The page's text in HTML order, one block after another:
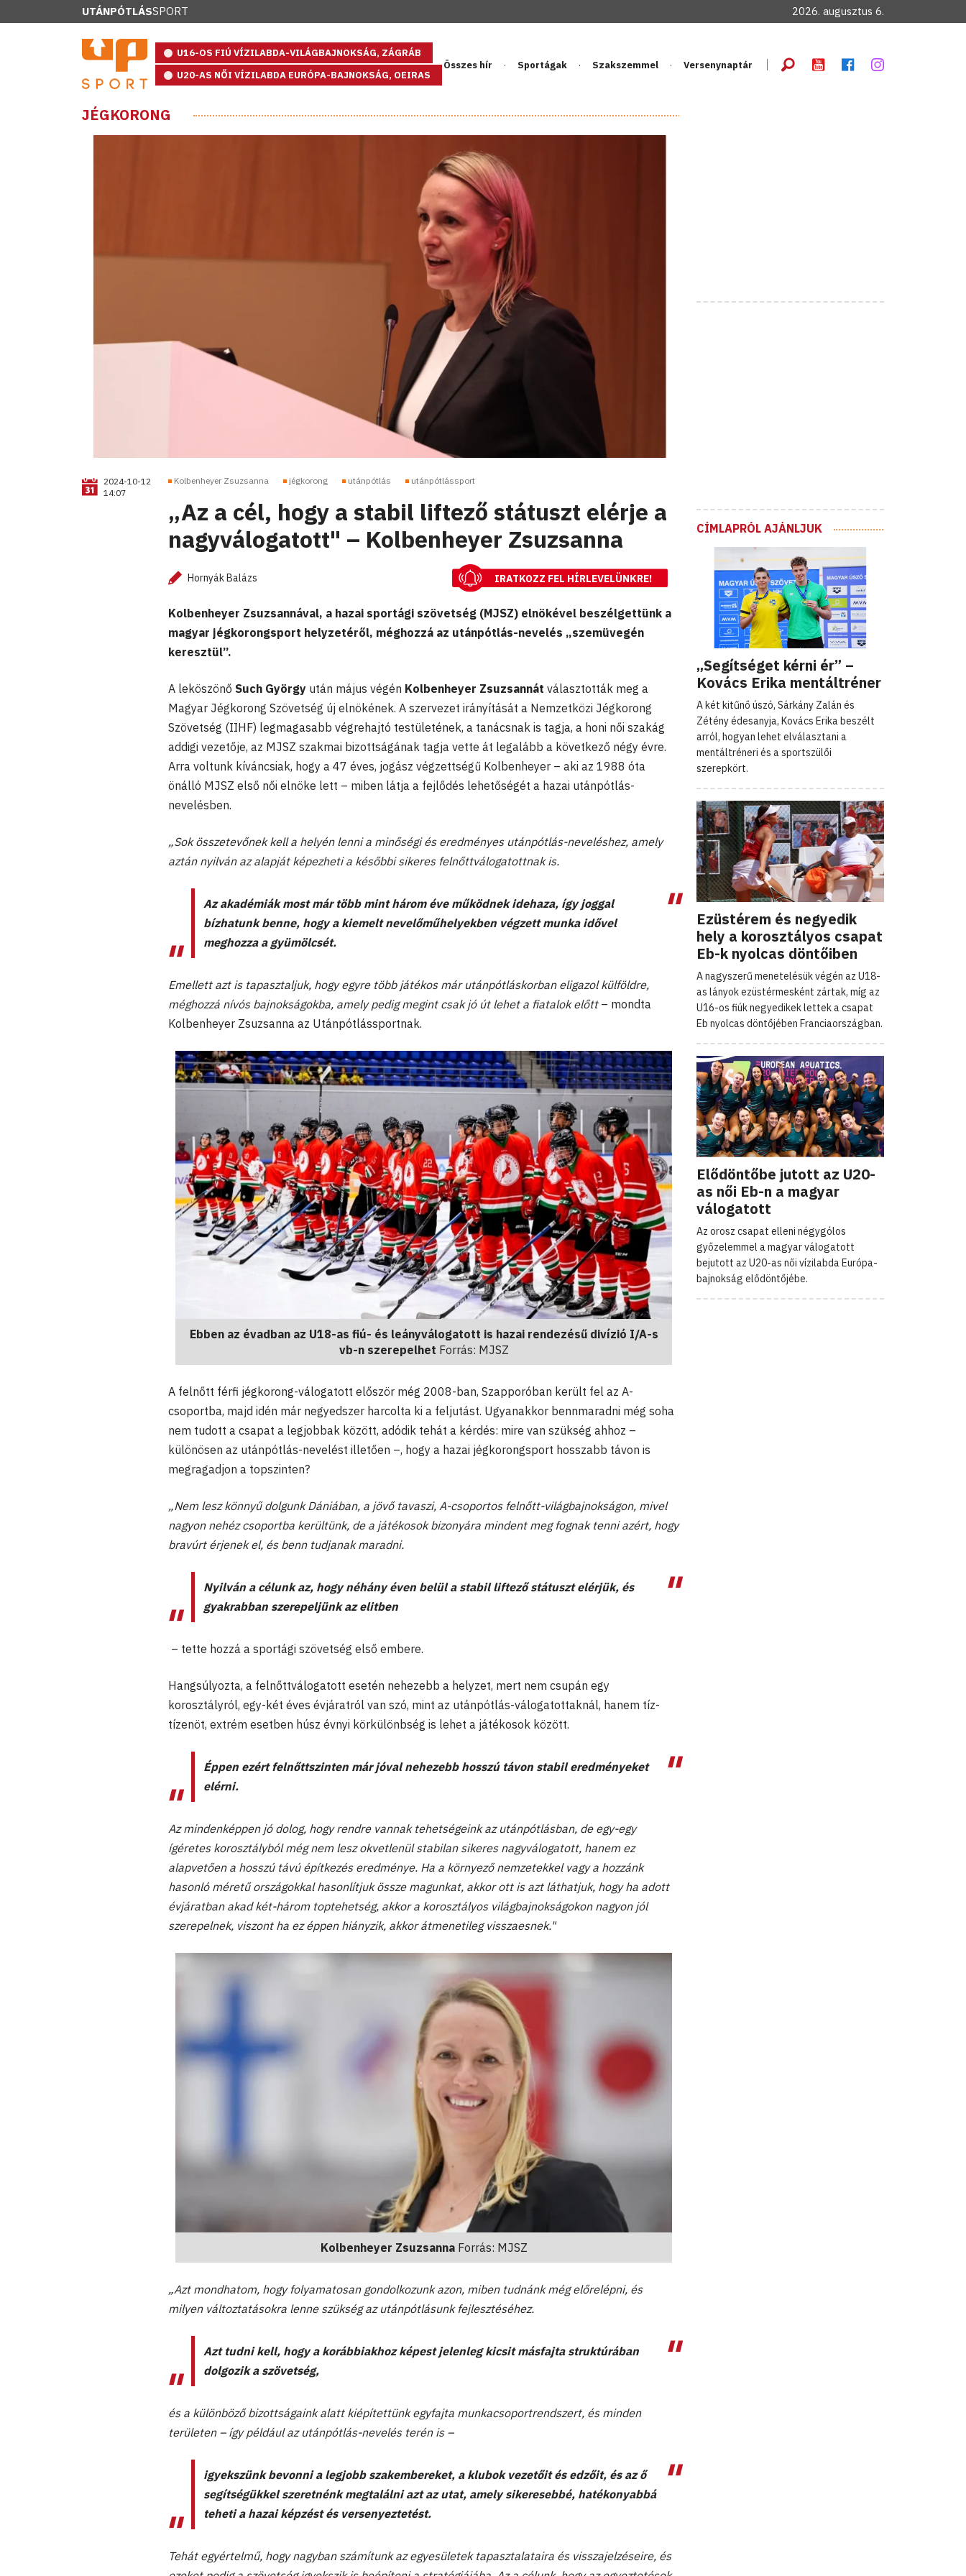
UTÁNPÓTLÁSSPORT 2026. augusztus 6.
U16-OS FIÚ VÍZILABDA-VILÁGBAJNOKSÁG, ZÁGRÁB
U20-AS NŐI VÍZILABDA EURÓPA-BAJNOKSÁG, OEIRAS
Összes hír Sportágak Szakszemmel Versenynaptár
JÉGKORONG
2024-10-12
14:07
Kolbenheyer Zsuzsanna jégkorong utánpótlás utánpótlássport
„Az a cél, hogy a stabil liftező státuszt elérje a
nagyválogatott" – Kolbenheyer Zsuzsanna
Hornyák Balázs IRATKOZZ FEL HÍRLEVELÜNKRE!
Kolbenheyer Zsuzsannával, a hazai sportági szövetség (MJSZ) elnökével beszélgettünk a
magyar jégkorongsport helyzetéről, méghozzá az utánpótlás-nevelés „szemüvegén
keresztül”.
A leköszönő Such György után május végén Kolbenheyer Zsuzsannát választották meg a
Magyar Jégkorong Szövetség új elnökének. A szervezet irányítását a Nemzetközi Jégkorong
Szövetség (IIHF) legmagasabb végrehajtó testületének, a tanácsnak is tagja, a honi női szakág
addigi vezetője, az MJSZ szakmai bizottságának tagja vette át legalább a következő négy évre.
Arra voltunk kíváncsiak, hogy a 47 éves, jogász végzettségű Kolbenheyer – aki az 1988 óta
önálló MJSZ első női elnöke lett – miben látja a fejlődés lehetőségét a hazai utánpótlás-
nevelésben.
„Sok összetevőnek kell a helyén lenni a minőségi és eredményes utánpótlás-neveléshez, amely
aztán nyilván az alapját képezheti a későbbi sikeres felnőttválogatottnak is.
Az akadémiák most már több mint három éve működnek idehaza, így joggal
bízhatunk benne, hogy a kiemelt nevelőműhelyekben végzett munka idővel
meghozza a gyümölcsét.
Emellett azt is tapasztaljuk, hogy egyre több játékos már utánpótláskorban eligazol külföldre,
méghozzá nívós bajnokságokba, amely pedig megint csak jó út lehet a fiatalok előtt– mondta
Kolbenheyer Zsuzsanna az Utánpótlássportnak.
Ebben az évadban az U18-as fiú- és leányválogatott is hazai rendezésű divízió I/A-s
vb-n szerepelhet Forrás: MJSZ
A felnőtt férfi jégkorong-válogatott először még 2008-ban, Szapporóban került fel az A-
csoportba, majd idén már negyedszer harcolta ki a feljutást. Ugyanakkor bennmaradni még soha
nem tudott a csapat a legjobbak között, adódik tehát a kérdés: mire van szükség ahhoz –
különösen az utánpótlás-nevelést illetően –, hogy a hazai jégkorongsport hosszabb távon is
megragadjon a topszinten?
„Nem lesz könnyű dolgunk Dániában, a jövő tavaszi, A-csoportos felnőtt-világbajnokságon, mivel
nagyon nehéz csoportba kerültünk, de a játékosok bizonyára mindent meg fognak tenni azért, hogy
bravúrt érjenek el, és benn tudjanak maradni.
Nyilván a célunk az, hogy néhány éven belül a stabil liftező státuszt elérjük, és
gyakrabban szerepeljünk az elitben
– tette hozzá a sportági szövetség első embere.
Hangsúlyozta, a felnőttválogatott esetén nehezebb a helyzet, mert nem csupán egy
korosztályról, egy-két éves évjáratról van szó, mint az utánpótlás-válogatottaknál, hanem tíz-
tízenöt, extrém esetben húsz évnyi körkülönbség is lehet a játékosok között.
Éppen ezért felnőttszinten már jóval nehezebb hosszú távon stabil eredményeket
elérni.
Az mindenképpen jó dolog, hogy rendre vannak tehetségeink az utánpótlásban, de egy-egy
ígéretes korosztályból még nem lesz okvetlenül stabilan sikeres nagyválogatott, hanem ez
alapvetően a hosszú távú építkezés eredménye. Ha a környező nemzetekkel vagy a hozzánk
hasonló méretű országokkal hasonlítjuk össze magunkat, akkor ott is azt láthatjuk, hogy ha adott
évjáratban akad két-három toptehetség, akkor a korosztályos világbajnokságokon nagyon jól
szerepelnek, viszont ha ez éppen hiányzik, akkor átmenetileg visszaesnek."
Kolbenheyer ZsuzsannaForrás: MJSZ
„Azt mondhatom, hogy folyamatosan gondolkozunk azon, miben tudnánk még előrelépni, és
milyen változtatásokra lenne szükség az utánpótlásunk fejlesztéséhez.
Azt tudni kell, hogy a korábbiakhoz képest jelenleg kicsit másfajta struktúrában
dolgozik a szövetség,
és a különböző bizottságaink alatt kiépítettünk egyfajta munkacsoportrendszert, és minden
területen – így például az utánpótlás-nevelés terén is –
igyekszünk bevonni a legjobb szakembereket, a klubok vezetőit és edzőit, és az ő
segítségükkel szeretnénk megtalálni azt az utat, amely sikeresebbé, hatékonyabbá
teheti a hazai képzést és versenyeztetést.
Tehát egyértelmű, hogy nagyban számítunk az egyesületek tapasztalataira és visszajelzéseire, és
CÍMLAPRÓL AJÁNLJUK
„Segítséget kérni ér” –
Kovács Erika mentáltréner
A két kitűnő úszó, Sárkány Zalán és
Zétény édesanyja, Kovács Erika beszélt
arról, hogyan lehet elválasztani a
mentáltréneri és a sportszülői
szerepkört.
Ezüstérem és negyedik
hely a korosztályos csapat
Eb-k nyolcas döntőiben
A nagyszerű menetelésük végén az U18-
as lányok ezüstérmesként zártak, míg az
U16-os fiúk negyedikek lettek a csapat
Eb nyolcas döntőjében Franciaországban.
Elődöntőbe jutott az U20-
as női Eb-n a magyar
válogatott
Az orosz csapat elleni négygólos
győzelemmel a magyar válogatott
bejutott az U20-as női vízilabda Európa-
bajnokság elődöntőjébe.